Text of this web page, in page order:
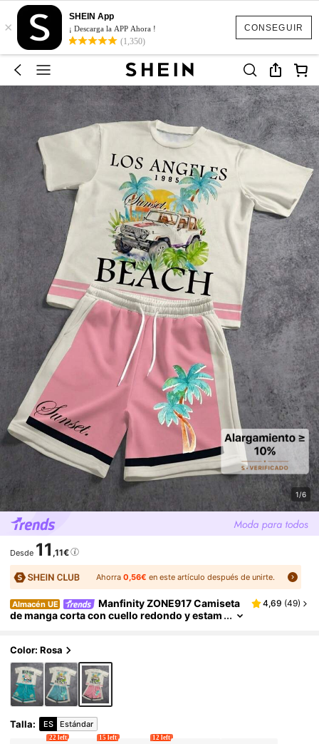
CONSEGUIR
×
SHEIN App
¡ Descarga la APP Ahora !
(1,350)
1/6
Desde 11 ,11€
Ahorra0,56€ en este artículo después de unirte.
Almacén UE
Manfinity ZONE917 Camiseta
de manga corta con cuello redondo y estam
o para hombres
4,69 (49)
Color: Rosa
Talla: ES Estándar
22 left 15 left 12 left